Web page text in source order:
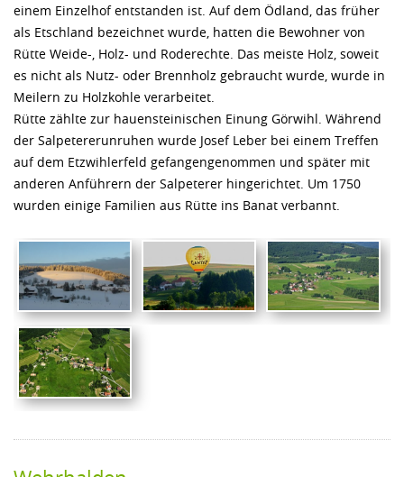
einem Einzelhof entstanden ist. Auf dem Ödland, das früher
als Etschland bezeichnet wurde, hatten die Bewohner von
Rütte Weide-, Holz- und Roderechte. Das meiste Holz, soweit
es nicht als Nutz- oder Brennholz gebraucht wurde, wurde in
Meilern zu Holzkohle verarbeitet.
Rütte zählte zur hauensteinischen Einung Görwihl. Während
der Salpetererunruhen wurde Josef Leber bei einem Treffen
auf dem Etzwihlerfeld gefangengenommen und später mit
anderen Anführern der Salpeterer hingerichtet. Um 1750
wurden einige Familien aus Rütte ins Banat verbannt.